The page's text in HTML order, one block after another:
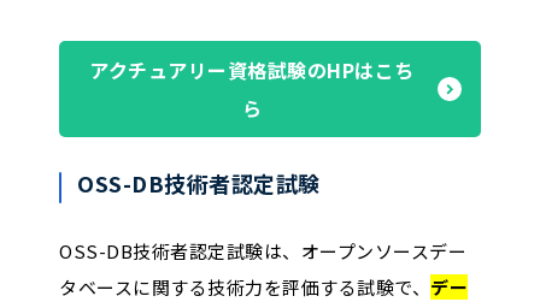
アクチュアリー資格試験のHPはこち
ら
OSS-DB技術者認定試験
OSS-DB技術者認定試験は、オープンソースデー
タベースに関する技術力を評価する試験で、 デー